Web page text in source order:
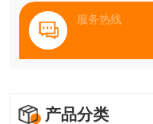
服务热线
产品分类